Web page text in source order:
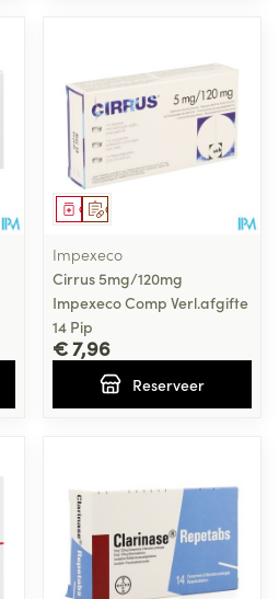
Op voorschrift
Geneesmiddel
Impexeco
Cirrus 5mg/120mg
Impexeco Comp Verl.afgifte
14 Pip
€ 7,96
Reserveer